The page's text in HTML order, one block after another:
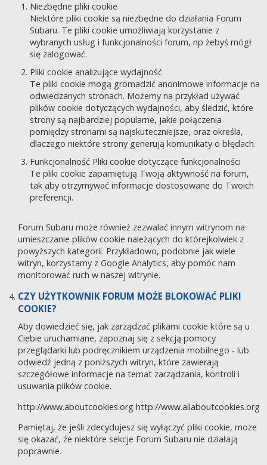
Niezbędne pliki cookie
Niektóre pliki cookie są niezbędne do działania Forum
Subaru. Te pliki cookie umożliwiają korzystanie z
wybranych usług i funkcjonalności forum, np żebyś mógł
się zalogować.
Pliki cookie analizujące wydajność
Te pliki cookie mogą gromadzić anonimowe informacje na
odwiedzanych stronach. Możemy na przykład używać
plików cookie dotyczących wydajności, aby śledzić, które
strony są najbardziej popularne, jakie połączenia
pomiędzy stronami są najskuteczniejsze, oraz określa,
dlaczego niektóre strony generują komunikaty o błędach.
Funkcjonalność Pliki cookie dotyczące funkcjonalności
Te pliki cookie zapamiętują Twoją aktywność na forum,
tak aby otrzymywać informacje dostosowane do Twoich
preferencji.
Forum Subaru może również zezwalać innym witrynom na
umieszczanie plików cookie należących do którejkolwiek z
powyższych kategorii. Przykładowo, podobnie jak wiele
witryn, korzystamy z Google Analytics, aby pomóc nam
monitorować ruch w naszej witrynie.
CZY UŻYTKOWNIK FORUM MOŻE BLOKOWAĆ PLIKI
COOKIE?
Aby dowiedzieć się, jak zarządzać plikami cookie które są u
Ciebie uruchamiane, zapoznaj się z sekcją pomocy
przeglądarki lub podręcznikiem urządzenia mobilnego - lub
odwiedź jedną z poniższych witryn, które zawierają
szczegółowe informacje na temat zarządzania, kontroli i
usuwania plików cookie.
http://www.aboutcookies.org http://www.allaboutcookies.org
Pamiętaj, że jeśli zdecydujesz się wyłączyć pliki cookie, może
się okazać, że niektóre sekcje Forum Subaru nie działają
poprawnie.